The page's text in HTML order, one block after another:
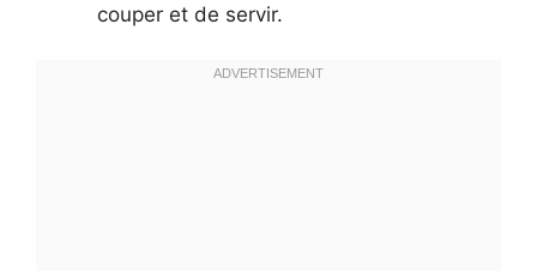
couper et de servir.